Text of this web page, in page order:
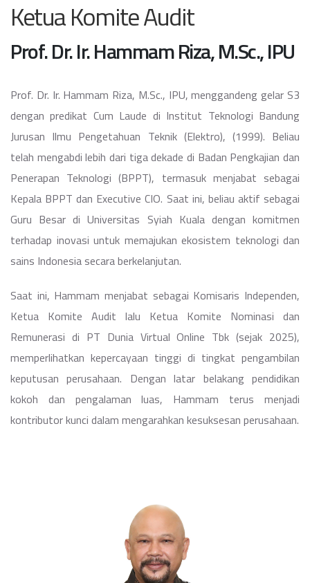
Ketua Komite Audit
Prof. Dr. Ir. Hammam Riza, M.Sc., IPU
Prof. Dr. Ir. Hammam Riza, M.Sc., IPU, menggandeng gelar S3
dengan predikat Cum Laude di Institut Teknologi Bandung
Jurusan Ilmu Pengetahuan Teknik (Elektro), (1999). Beliau
telah mengabdi lebih dari tiga dekade di Badan Pengkajian dan
Penerapan Teknologi (BPPT), termasuk menjabat sebagai
Kepala BPPT dan Executive CIO. Saat ini, beliau aktif sebagai
Guru Besar di Universitas Syiah Kuala dengan komitmen
terhadap inovasi untuk memajukan ekosistem teknologi dan
sains Indonesia secara berkelanjutan.
Saat ini, Hammam menjabat sebagai Komisaris Independen,
Ketua Komite Audit lalu Ketua Komite Nominasi dan
Remunerasi di PT Dunia Virtual Online Tbk (sejak 2025),
memperlihatkan kepercayaan tinggi di tingkat pengambilan
keputusan perusahaan. Dengan latar belakang pendidikan
kokoh dan pengalaman luas, Hammam terus menjadi
kontributor kunci dalam mengarahkan kesuksesan perusahaan.